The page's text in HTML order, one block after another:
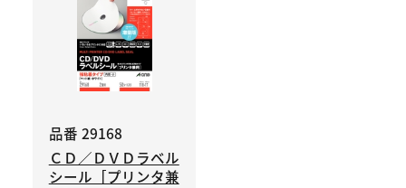
品番 29168
ＣＤ／ＤＶＤラベル
シール［プリンタ兼